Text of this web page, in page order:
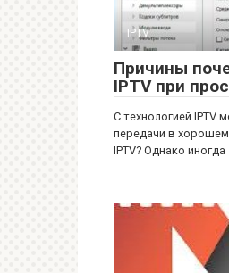
IPTV
Причины
IPTV при
С технологией
передачи в
IPTV? Однако иногда